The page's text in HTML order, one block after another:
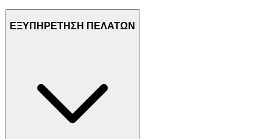
ΕΞΥΠΗΡΕΤΗΣΗ ΠΕΛΑΤΩΝ